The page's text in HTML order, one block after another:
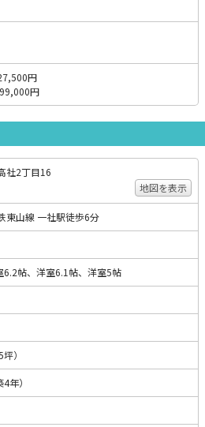
円
99,000円
社2丁目16
地図を表示
東山線 一社駅徒歩6分
6.2帖、洋室6.1帖、洋室5帖
）
4年）